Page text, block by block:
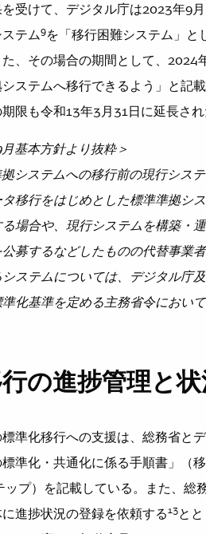
受けて、デジタル庁は2023年9月
テム9を「移行困難システム」と
、その場合の期間として、2024
ステムへ移行できるよう」と記
限も令和13年3月31日に延長され
基本方針より抜粋＞
ステムへの移行前の現行シス
移行をはじめとした標準準拠シ
場合や、現行システムを構築・
募するなどしたものの代替事業
ステムについては、デジタル庁
化基準を定める主務省令におい
の進捗管理と
準化移行への支援は、総務省と
準化・共通化に係る手順書」（移
ップ）を記載している。また、総
進捗状況の登録を依頼する13と